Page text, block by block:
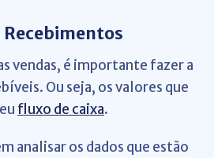
Recebimentos
vendas, é importante fazer a
Ou seja, os valores que
fluxo de caixa.
analisar os dados que estão